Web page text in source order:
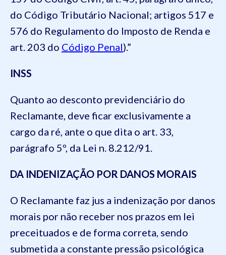
do Código Tributário Nacional; artigos 517 e
576 do Regulamento do Imposto de Renda e
art. 203 do Código Penal).”
INSS
Quanto ao desconto previdenciário do
Reclamante, deve ficar exclusivamente a
cargo da ré, ante o que dita o art. 33,
parágrafo 5º, da Lei n. 8.212/91.
DA INDENIZAÇÃO POR DANOS MORAIS
O Reclamante faz jus a indenização por danos
morais por não receber nos prazos em lei
preceituados e de forma correta, sendo
submetida a constante pressão psicológica